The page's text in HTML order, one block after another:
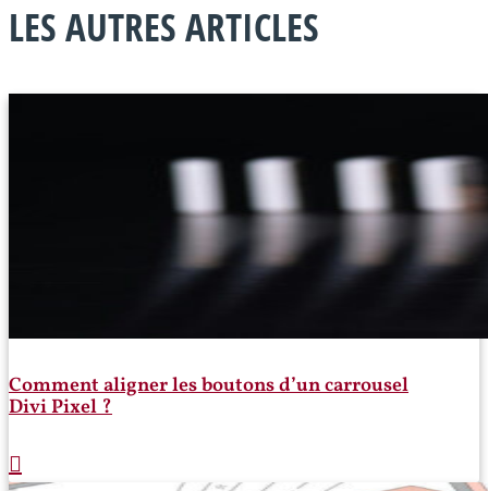
LES AUTRES ARTICLES
Comment aligner les boutons d’un carrousel
Divi Pixel ?